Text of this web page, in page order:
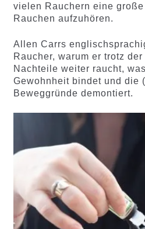
vielen Rauchern eine
Rauchen aufzuhören.
Allen Carrs
Raucher, warum er trotz
Nachteile weiter raucht,
Gewohnheit bindet und die
Beweggründe demontiert.